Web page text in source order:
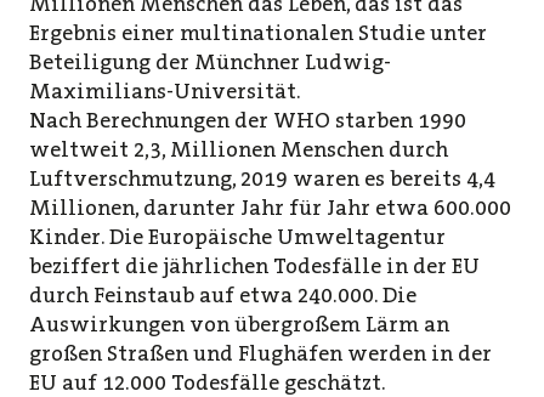
Ergebnis einer multinationalen Studie unter
Beteiligung der Münchner Ludwig-
Maximilians-Universität.
Nach Berechnungen der WHO starben 1990
weltweit 2,3, Millionen Menschen durch
Luftverschmutzung, 2019 waren es bereits 4,4
Millionen, darunter Jahr für Jahr etwa 600.000
Kinder. Die Europäische Umweltagentur
beziffert die jährlichen Todesfälle in der EU
durch Feinstaub auf etwa 240.000. Die
Auswirkungen von übergroßem Lärm an
großen Straßen und Flughäfen werden in der
EU auf 12.000 Todesfälle geschätzt.